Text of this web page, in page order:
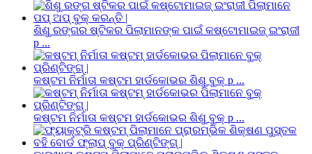
ଶିଶୁ ରଙ୍ଗର ଷ୍ଟିକର ପିଲାମାନଙ୍କ ପାଇଁ କଷ୍ଟୋମାଇଜ୍ ଇଂରାଜୀ
p ...
କଷ୍ଟମ ନିର୍ମାତା କଷ୍ଟମ ହାର୍ଡକୋଭର ଶିଶୁ ବୁକ୍ p ...
କଷ୍ଟମ ନିର୍ମାତା କଷ୍ଟମ ହାର୍ଡକୋଭର ଶିଶୁ ବୁକ୍ p ...